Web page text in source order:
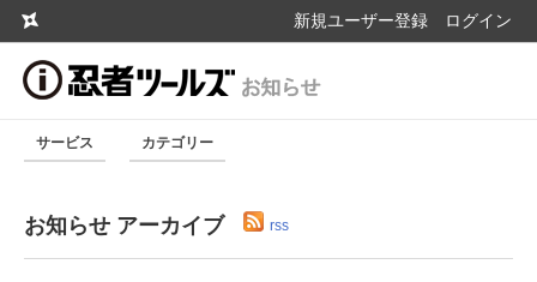
新規ユーザー登録 ログイン
サービス カテゴリー
お知らせ アーカイブ rss